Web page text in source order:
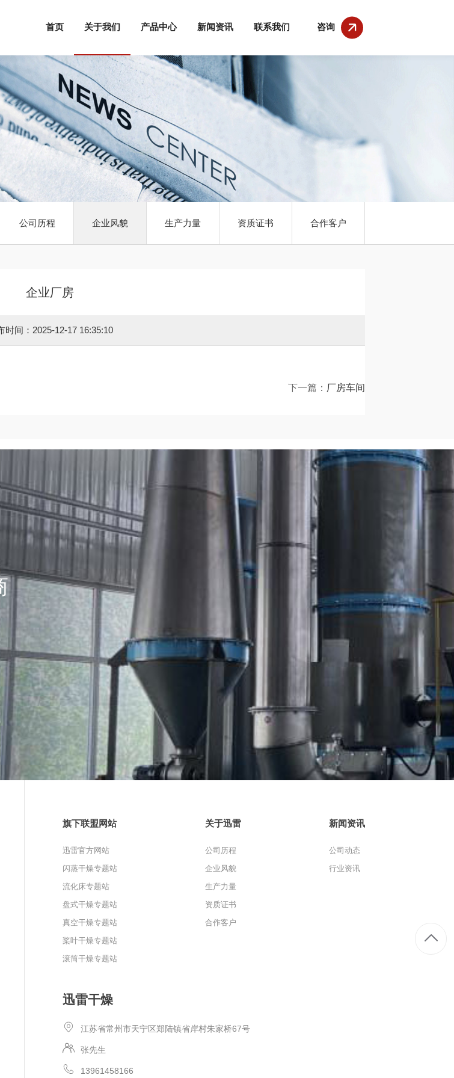
首页 关于我们 产品中心 新闻资讯 联系我们 咨询
公司历程 企业风貌 生产力量 资质证书 合作客户
企业厂房
时间：2025-12-17 16:35:10
下一篇： 厂房车间
旗下联盟网站
迅雷官方网站
闪蒸干燥专题站
流化床专题站
盘式干燥专题站
真空干燥专题站
桨叶干燥专题站
滚筒干燥专题站
关于迅雷
公司历程
企业风貌
生产力量
资质证书
合作客户
新闻资讯
公司动态
行业资讯
迅雷干燥
江苏省常州市天宁区郑陆镇省岸村朱家桥67号
张先生
13961458166